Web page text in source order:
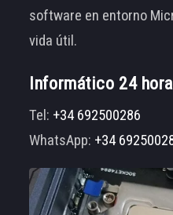
software en entorno
vida útil.
Informático 24
Tel: +34 692500286
WhatsApp: +34